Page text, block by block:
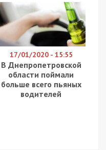
17/01/2020 - 15:55
В Днепропетровской
области поймали
больше всего пьяных
водителей